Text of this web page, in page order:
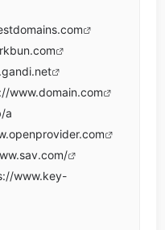
www.domain.com
a
www.key-